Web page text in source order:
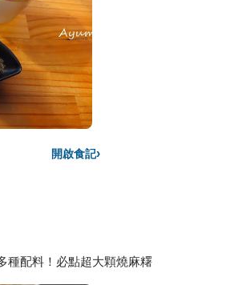
開啟食記›
種配料！必點超大顆燒麻糬